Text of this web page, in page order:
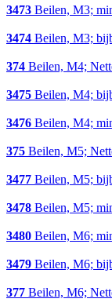
3473 Beilen, M3;
3474 Beilen, M3;
374 Beilen, M4;
3475 Beilen, M4;
3476 Beilen, M4;
375 Beilen, M5;
3477 Beilen, M5;
3478 Beilen, M5;
3480 Beilen, M6;
3479 Beilen, M6;
377 Beilen, M6;